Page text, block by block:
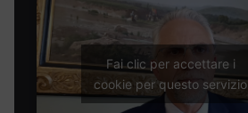
Fai clic per accettare i
cookie per questo servizio